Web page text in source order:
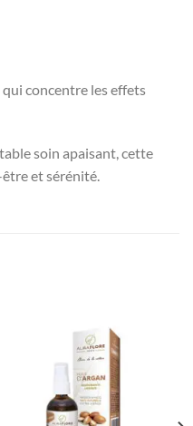
qui concentre les effets
soin apaisant, cette
et sérénité.